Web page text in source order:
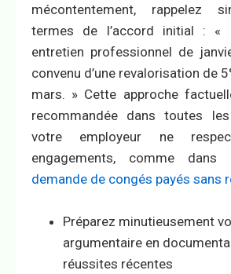
mécontentement, rappelez
termes de l’accord initial : «
entretien professionnel de
convenu d’une revalorisation de
mars. » Cette approche
recommandée dans toutes
votre employeur ne
engagements, comme
demande de congés payés sans
Préparez minutieusement
argumentaire en
réussites récentes